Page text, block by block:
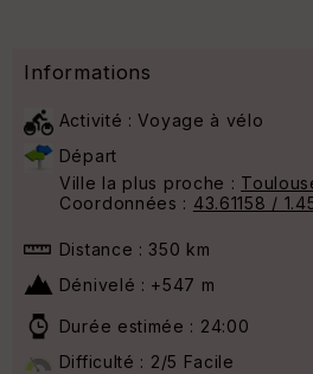
Informations
Activité : Voyage à vélo
Départ
Ville la plus proche :
Coordonnées : 43.61158 /
Distance : 350 km
Dénivelé : +547 m
Durée estimée : 24:00
Difficulté : 2/5 Facile